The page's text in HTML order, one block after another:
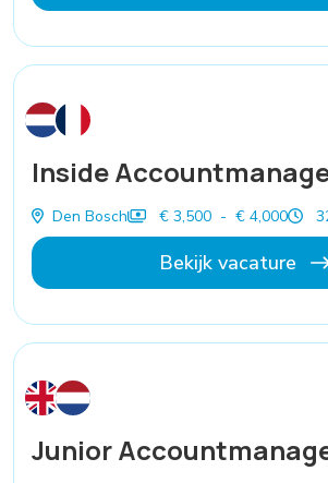
Inside
Den Bosch € 3,500 - € 4,000
Bekijk vacature
Junior